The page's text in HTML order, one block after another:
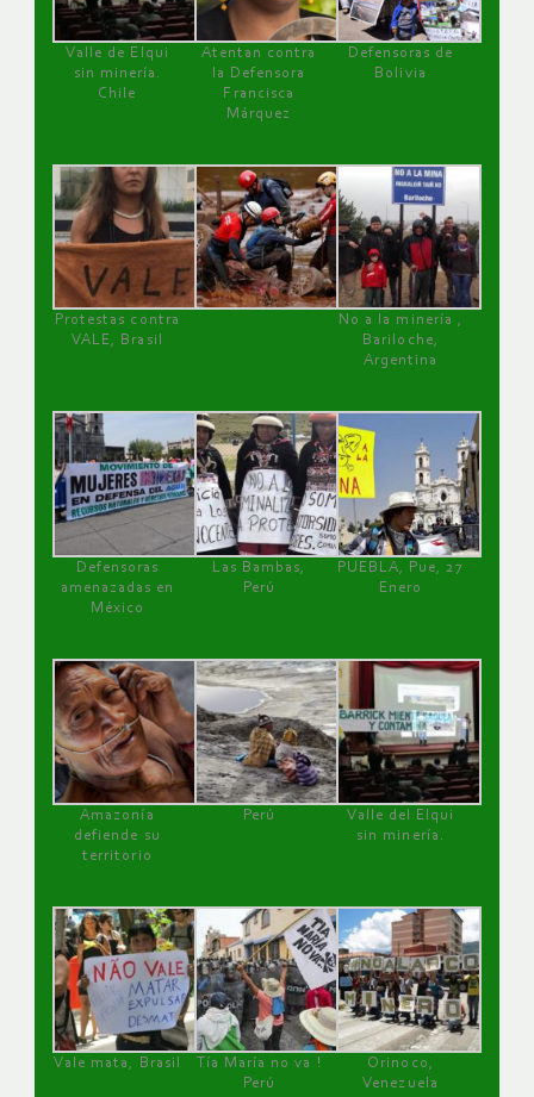
Valle de Elqui
sin minería.
Chile
Atentan contra
la Defensora
Francisca
Márquez
Defensoras de
Bolivia
Protestas contra
VALE, Brasil
No a la minería ,
Bariloche,
Argentina
Defensoras
amenazadas en
México
Las Bambas,
Perú
PUEBLA, Pue, 27
Enero
Amazonía
defiende su
territorio
Perú
Valle del Elqui
sin minería.
Vale mata, Brasil
Tía María no va !
Perú
Orinoco,
Venezuela